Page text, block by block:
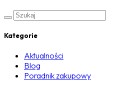
Kategorie
Aktualności
Blog
Poradnik zakupowy